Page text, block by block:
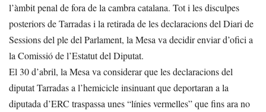
l’àmbit penal de fora de la cambra catalana. Tot i les disculpes
posteriors de Tarradas i la retirada de les declaracions del Diari de
Sessions del ple del Parlament, la Mesa va decidir enviar d’ofici a
la Comissió de l’Estatut del Diputat.
El 30 d’abril, la Mesa va considerar que les declaracions del
diputat Tarradas a l’hemicicle insinuant que deportaran a la
diputada d’ERC traspassa unes “línies vermelles” que fins ara no